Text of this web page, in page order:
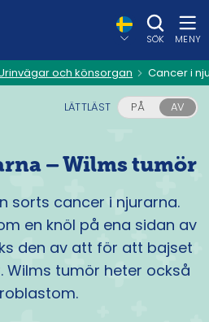
SÖK MENY
och könsorgan Cancer i
LÄTTLÄST PÅ AV
– Wilms tumör
sorts cancer i njurarna.
en knöl på ena sidan av
den av att för att bajset
Wilms tumör heter också